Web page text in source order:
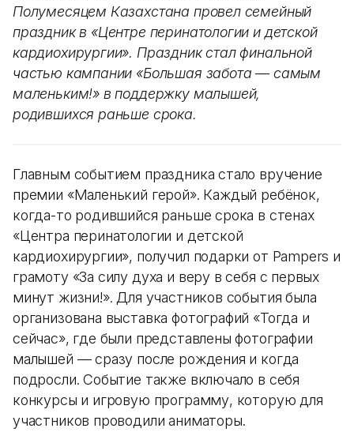
Полумесяцем Казахстана провел семейный
праздник в «Центре перинатологии и детской
кардиохирургии». Праздник стал финальной
частью кампании «Большая забота— самым
маленьким!» в поддержку малышей,
родившихся раньше срока.
Главным событием праздника стало вручение
премии «Маленький герой». Каждый ребёнок,
когда-то родившийся раньше срока в стенах
«Центра перинатологии и детской
кардиохирургии», получил подарки от Pampers и
грамоту «За силу духа и веру в себя с первых
минут жизни!». Для участников события была
организована выставка фотографий «Тогда и
сейчас», где были представлены фотографии
малышей — сразу после рождения и когда
подросли. Событие также включало в себя
конкурсы и игровую программу, которую для
участников проводили аниматоры.